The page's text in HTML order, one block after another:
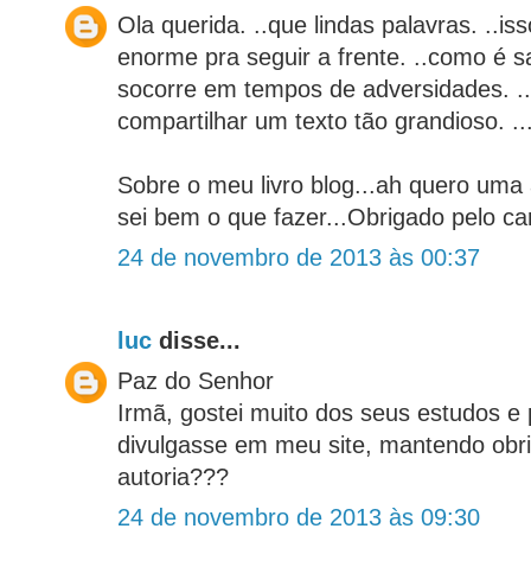
Ola querida. ..que lindas palavras.
enorme pra seguir a frente. ..como é
socorre em tempos de adversidades.
compartilhar um texto tão grandioso.
Sobre o meu livro blog...ah quero
sei bem o que fazer...Obrigado pelo
24 de novembro de 2013 às 00:37
luc disse...
Paz do Senhor
Irmã, gostei muito dos seus estudos e
divulgasse em meu site, mantendo
autoria???
24 de novembro de 2013 às 09:30